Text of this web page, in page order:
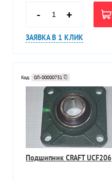
- +
ЗАЯВКА В 1 КЛИК
Код: 0Л-00000731
Подшипник CRAFT UCF206